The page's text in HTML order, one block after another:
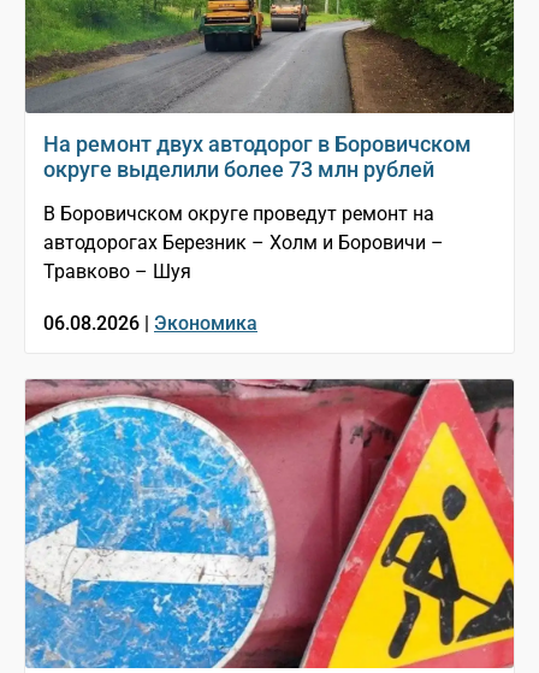
На ремонт двух автодорог в Боровичском
округе выделили более 73 млн рублей
В Боровичском округе проведут ремонт на
автодорогах Березник – Холм и Боровичи –
Травково – Шуя
06.08.2026 | Экономика